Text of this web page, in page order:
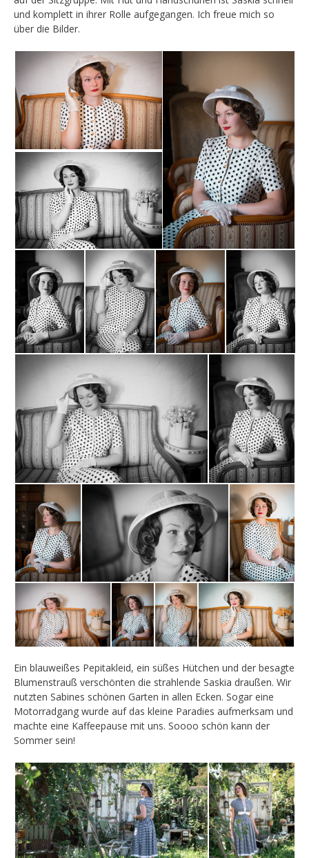
und komplett in ihrer Rolle aufgegangen. Ich freue mich so
über die Bilder.
Ein blauweißes Pepitakleid, ein süßes Hütchen und der besagte
Blumenstrauß verschönten die strahlende Saskia draußen. Wir
nutzten Sabines schönen Garten in allen Ecken. Sogar eine
Motorradgang wurde auf das kleine Paradies aufmerksam und
machte eine Kaffeepause mit uns. Soooo schön kann der
Sommer sein!